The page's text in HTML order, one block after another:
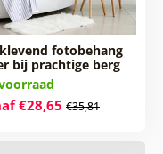
fotobehang
bij prachtige berg
€28,65 €35,81